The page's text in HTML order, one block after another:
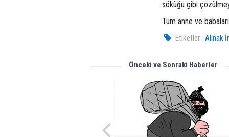
söküğü gibi
Tüm anne ve
Etiketler : Alınak
Önceki ve Sonraki Haberler